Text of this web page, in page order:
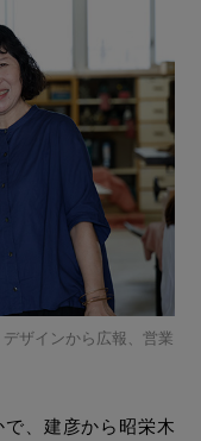
ザインから広報、営業
、建彦から昭栄木